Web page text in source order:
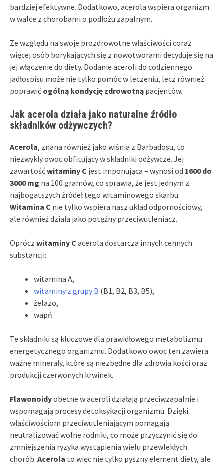
bardziej efektywne. Dodatkowo, acerola wspiera organizm
w walce z chorobami o podłożu zapalnym.
Ze względu na swoje prozdrowotne właściwości coraz
więcej osób borykających się z nowotworami decyduje się na
jej włączenie do diety. Dodanie aceroli do codziennego
jadłospisu może nie tylko pomóc w leczeniu, lecz również
poprawić ogólną kondycję zdrowotną pacjentów.
Jak acerola działa jako naturalne źródło
składników odżywczych?
Acerola, znana również jako wiśnia z Barbadosu, to
niezwykły owoc obfitujący w składniki odżywcze. Jej
zawartośćwitaminy C jest imponująca – wynosi od 1600 do
3000 mg na 100 gramów, co sprawia, że jest jednym z
najbogatszych źródeł tego witaminowego skarbu.
Witamina C nie tylko wspiera nasz układ odpornościowy,
ale również działa jako potężny przeciwutleniacz.
Oprócz witaminy C acerola dostarcza innych cennych
substancji:
witamina A,
witaminy z grupy B (B1, B2, B3, B5),
żelazo,
wapń.
Te składniki są kluczowe dla prawidłowego metabolizmu
energetycznego organizmu. Dodatkowo owoc ten zawiera
ważne minerały, które są niezbędne dla zdrowia kości oraz
produkcji czerwonych krwinek.
Flawonoidyobecne w aceroli działają przeciwzapalnie i
wspomagają procesy detoksykacji organizmu. Dzięki
właściwościom przeciwutleniającym pomagają
neutralizować wolne rodniki, co może przyczynić się do
zmniejszenia ryzyka wystąpienia wielu przewlekłych
chorób. Acerola to więc nie tylko pyszny element diety, ale